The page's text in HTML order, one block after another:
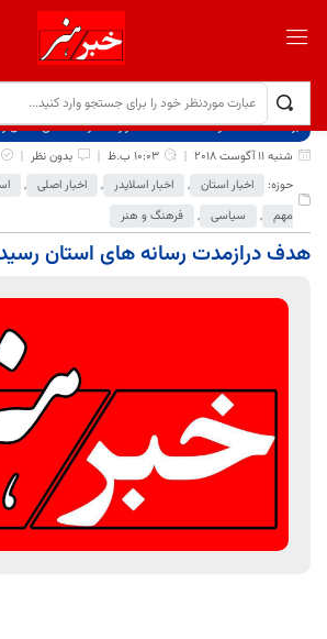
برگ نخست نوشته‌ها
هدف درازمدت رسانه های استان
شنبه 11 آگوست 2018
10:03 ب.ظ بدون نظر
حوزه:
اخبار استان , اخبار اسلایدر , اخبار اصلی ,
مهم , سیاسی , فرهنگ و هنر
هدف درازمدت رسانه های استان